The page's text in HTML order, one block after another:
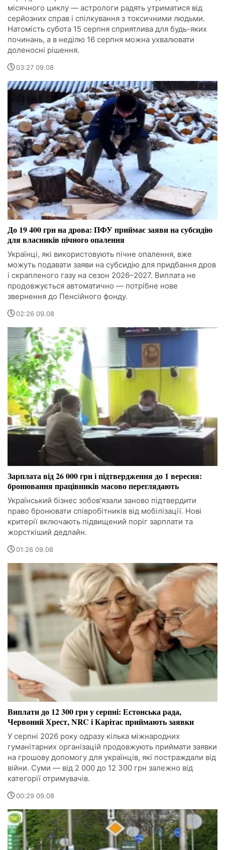
місячного циклу — астрологи радять утриматися від
серйозних справ і спілкування з токсичними людьми.
Натомість субота 15 серпня сприятлива для будь-яких
починань, а в неділю 16 серпня можна ухвалювати
доленосні рішення.
03:27 09.08
До 19 400 грн на дрова: ПФУ приймає заяви на субсидію
для власників пічного опалення
Українці, які використовують пічне опалення, вже
можуть подавати заяви на субсидію для придбання дров
і скрапленого газу на сезон 2026–2027. Виплата не
продовжується автоматично — потрібне нове
звернення до Пенсійного фонду.
02:26 09.08
Зарплата від 26 000 грн і підтвердження до 1 вересня:
бронювання працівників масово переглядають
Український бізнес зобов'язали заново підтвердити
право бронювати співробітників від мобілізації. Нові
критерії включають підвищений поріг зарплати та
жорсткіший дедлайн.
01:26 09.08
Виплати до 12 300 грн у серпні: Естонська рада,
Червоний Хрест, NRC і Карітас приймають заявки
У серпні 2026 року одразу кілька міжнародних
гуманітарних організацій продовжують приймати заявки
на грошову допомогу для українців, які постраждали від
війни. Суми — від 2 000 до 12 300 грн залежно від
категорії отримувачів.
00:29 09.08